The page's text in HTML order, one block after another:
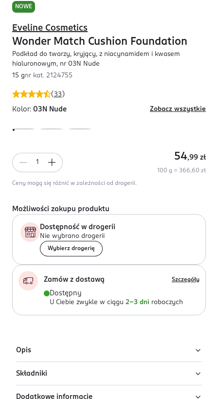
NOWE
(33 )
Eveline Cosmetics
Wonder Match Cushion Foundation
Podkład do twarzy, kryjący, z niacynamidem i kwasem
hialuronowym, nr 03N Nude
15 gnr kat. 2124755
Kolor: 03N Nude Zobacz wszystkie
54,99 zł
100 g = 366,60 zł
Ceny mogą się różnić w zależności od drogerii.
Możliwości zakupu produktu
Dostępność w drogerii
Nie wybrano drogerii
Wybierz drogerię
Zamów z dostawą Szczegóły
Dostępny
U Ciebie zwykle w ciągu 2-3 dni roboczych
Opis
Kryjący podkład cushion Eveline Wonder
Match w odcieniu Nude
Składniki
Dodatkowe informacje